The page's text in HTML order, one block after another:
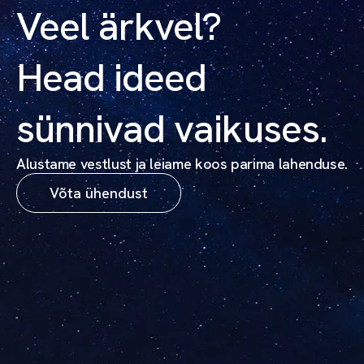
Veel ärkvel?
Head ideed
sünnivad vaikuses.
Alustame vestlust ja leiame koos parima lahenduse.
Võta ühendust